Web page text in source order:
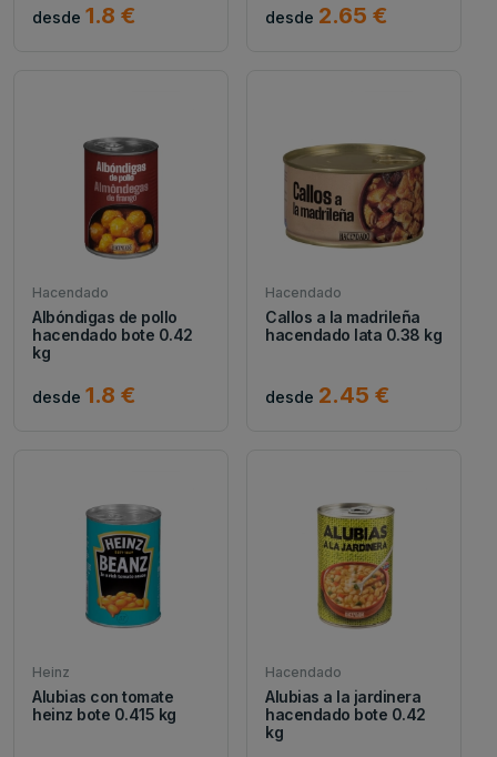
desde 1.8 € desde 2.65 €
Hacendado
Albóndigas de pollo
hacendado bote 0.42
kg
desde 1.8 €
Hacendado
Callos a la madrileña
hacendado lata 0.38 kg
desde 2.45 €
Heinz
Alubias con tomate
heinz bote 0.415 kg
Hacendado
Alubias a la jardinera
hacendado bote 0.42
kg